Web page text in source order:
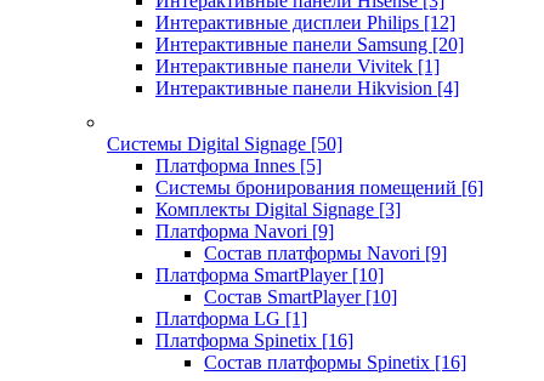
Интерактивные дисплеи Philips [12]
Интерактивные панели Samsung [20]
Интерактивные панели Vivitek [1]
Интерактивные панели Hikvision [4]
Системы Digital Signage [50]
Платформа Innes [5]
Системы бронирования помещений [6]
Комплекты Digital Signage [3]
Платформа Navori [9]
Состав платформы Navori [9]
Платформа SmartPlayer [10]
Состав SmartPlayer [10]
Платформа LG [1]
Платформа Spinetix [16]
Состав платформы Spinetix [16]